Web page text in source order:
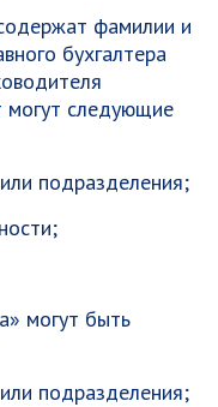
фамилии и
бухгалтера
могут следующие
подразделения;
могут быть
подразделения;